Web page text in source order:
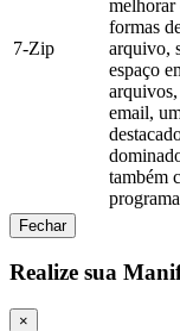
7-Zip
melhorar
formas
arquivo,
espaço
email,
também
Fechar
Realize sua
×